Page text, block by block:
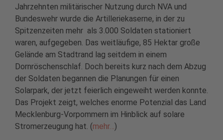
Jahrzehnten militärischer Nutzung durch NVA und
Bundeswehr wurde die Artilleriekaserne, in der zu
Spitzenzeiten mehr als 3.000 Soldaten stationiert
waren, aufgegeben. Das weitläufige, 85 Hektar große
Gelände am Stadtrand lag seitdem in einem
Dornröschenschlaf. Doch bereits kurz nach dem Abzug
der Soldaten begannen die Planungen für einen
Solarpark, der jetzt feierlich eingeweiht werden konnte.
Das Projekt zeigt, welches enorme Potenzial das Land
Mecklenburg-Vorpommern im Hinblick auf solare
Stromerzeugung hat. (mehr… )